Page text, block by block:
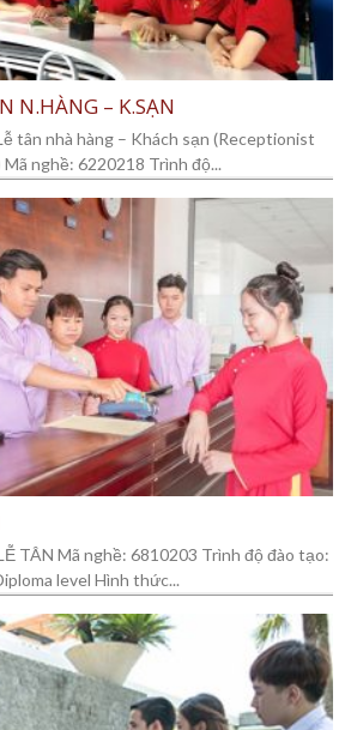
N.HÀNG – K.SẠN
tân nhà hàng – Khách sạn (Receptionist
nghề: 6220218 Trình độ...
TÂN Mã nghề: 6810203 Trình độ đào tạo:
level Hình thức...